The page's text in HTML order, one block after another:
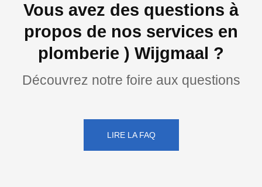
Vous avez des questions à
propos de nos services en
plomberie ) Wijgmaal ?
Découvrez notre foire aux questions
LIRE LA FAQ